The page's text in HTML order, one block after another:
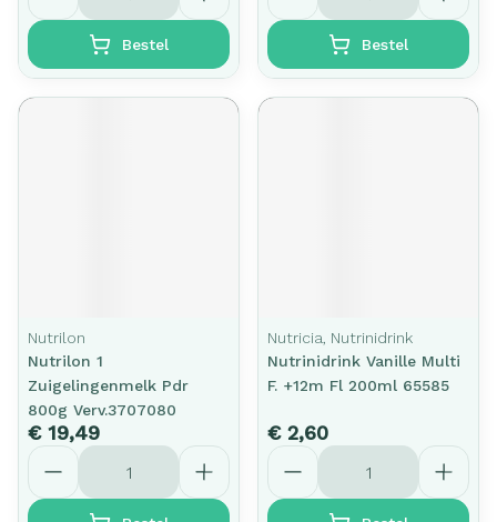
Bestel Bestel
Nutrilon
Nutrilon 1
Zuigelingenmelk Pdr
800g Verv.3707080
€ 19,49
Aantal
Nutricia, Nutrinidrink
Nutrinidrink Vanille Multi
F. +12m Fl 200ml 65585
€ 2,60
Aantal